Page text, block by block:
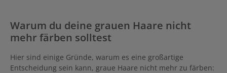
Warum du deine grauen Haare nicht
mehr färben solltest
Hier sind einige Gründe, warum es eine großartige
Entscheidung sein kann, graue Haare nicht mehr zu färben: